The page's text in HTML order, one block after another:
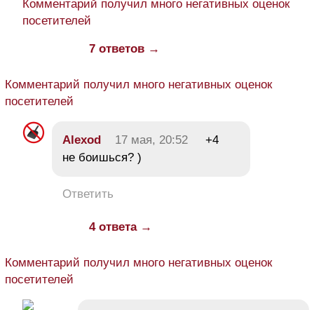
Комментарий получил много негативных оценок
посетителей
7 ответов →
Комментарий получил много негативных оценок
посетителей
Alexod 17 мая, 20:52
+4
не боишься? )
Ответить
4 ответа →
Комментарий получил много негативных оценок
посетителей